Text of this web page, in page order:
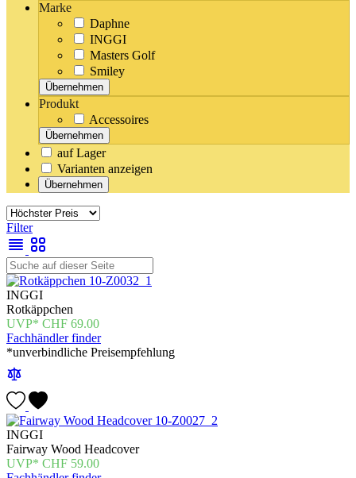
Marke
Daphne
INGGI
Masters Golf
Smiley
Übernehmen
Produkt
Accessoires
Übernehmen
auf Lager
Varianten anzeigen
Übernehmen
Filter
INGGI
Rotkäppchen
CHF 69.00
Fachhändler finder
*unverbindliche Preisempfehlung
INGGI
Fairway Wood Headcover
CHF 59.00